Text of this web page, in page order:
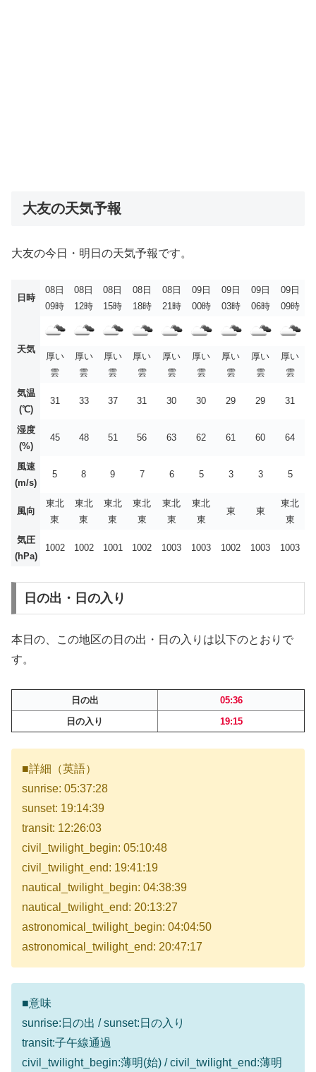
大友の天気予報
大友の今日・明日の天気予報です。
日時
08日
09時
08日
12時
08日
15時
08日
18時
08日
21時
09日
00時
09日
03時
09日
06時
09日
09時
天気
厚い
雲
厚い
雲
厚い
雲
厚い
雲
厚い
雲
厚い
雲
厚い
雲
厚い
雲
厚い
雲
気温
(℃)
31 33 37 31 30 30 29 29 31
湿度
(%)
45 48 51 56 63 62 61 60 64
風速
(m/s)
5 8 9 7 6 5 3 3 5
風向
東北
東
東北
東
東北
東
東北
東
東北
東
東北
東
東 東
東北
東
気圧
(hPa)
1002 1002 1001 1002 1003 1003 1002 1003 1003
日の出・日の入り
本日の、この地区の日の出・日の入りは以下のとおりで
す。
日の出
05:36
日の入り
19:15
■詳細（英語）
sunrise: 05:37:28
sunset: 19:14:39
transit: 12:26:03
civil_twilight_begin: 05:10:48
civil_twilight_end: 19:41:19
nautical_twilight_begin: 04:38:39
nautical_twilight_end: 20:13:27
astronomical_twilight_begin: 04:04:50
astronomical_twilight_end: 20:47:17
■意味
sunrise:日の出 / sunset:日の入り
transit:子午線通過
civil_twilight_begin:薄明(始) / civil_twilight_end:薄明